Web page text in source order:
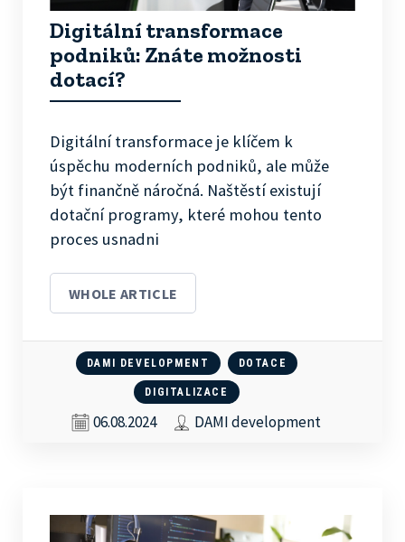
Digitální transformace
podniků: Znáte možnosti
dotací?
Digitální transformace je klíčem k
úspěchu moderních podniků, ale může
být finančně náročná. Naštěstí existují
dotační programy, které mohou tento
proces usnadni
WHOLE ARTICLE
DAMI DEVELOPMENT DOTACE
DIGITALIZACE
06.08.2024 DAMI development